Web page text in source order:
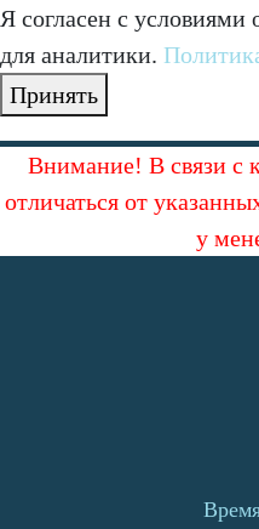
Я согласен с
для аналитики.
Принять
Внимание! В связи с
отличаться от
у